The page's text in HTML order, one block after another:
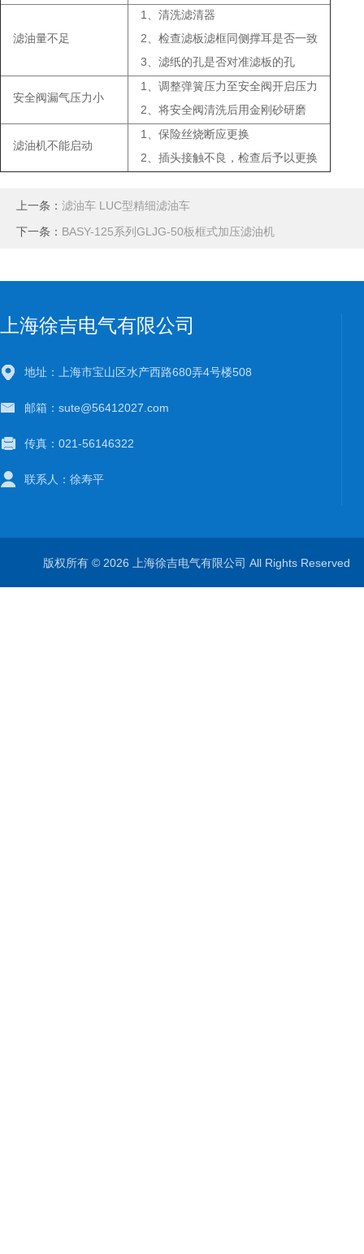
滤油量不足
1、清洗滤清器
2、检查滤板滤框同侧撑耳是否一致
3、滤纸的孔是否对准滤板的孔
安全阀漏气压力小
1、调整弹簧压力至安全阀开启压力
2、将安全阀清洗后用金刚砂研磨
滤油机不能启动
1、保险丝烧断应更换
2、插头接触不良，检查后予以更换
上一条： 滤油车 LUC型精细滤油车
下一条： BASY-125系列GLJG-50板框式加压滤油机
上海徐吉电气有限公司
地址：上海市宝山区水产西路680弄4号楼508
邮箱：sute@56412027.com
传真：021-56146322
联系人：徐寿平
版权所有 © 2026 上海徐吉电气有限公司 All Rights